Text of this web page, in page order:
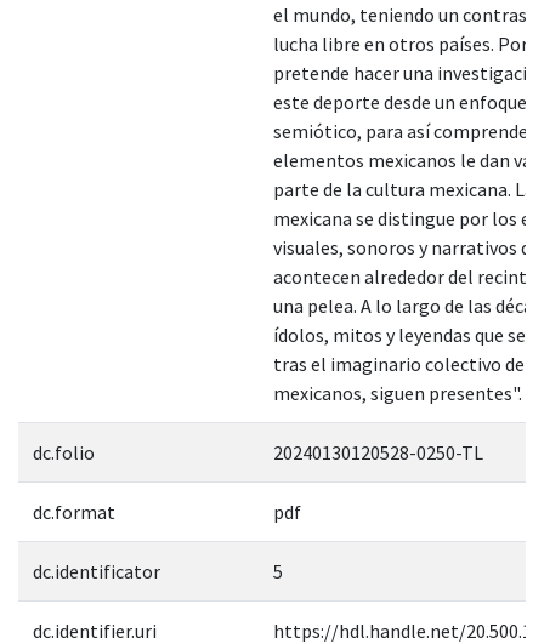
el mundo, teniendo un
lucha libre en otros países. Por
pretende hacer una
este deporte desde un enfoque
semiótico, para así comprender
elementos mexicanos le dan
parte de la cultura mexicana. La
mexicana se distingue por los
visuales, sonoros y narrativos
acontecen alrededor del recinto
una pelea. A lo largo de las
ídolos, mitos y leyendas que se
tras el imaginario colectivo de
mexicanos, siguen presentes".
dc.folio 20240130120528-0250-TL
dc.format pdf
dc.identificator 5
dc.identifier.uri https://hdl.handle.net/